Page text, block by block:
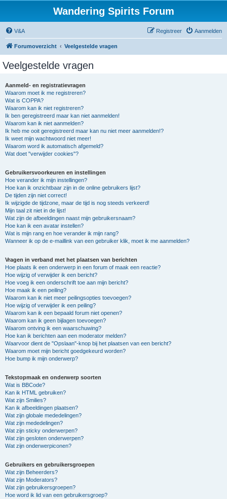
Wandering Spirits Forum
V&A Aanmelden
Registreer
Forumoverzicht Veelgestelde vragen
Veelgestelde vragen
Aanmeld- en registratievragen
Waarom moet ik me registreren?
Wat is COPPA?
Waarom kan ik niet registreren?
Ik ben geregistreerd maar kan niet aanmelden!
Waarom kan ik niet aanmelden?
Ik heb me ooit geregistreerd maar kan nu niet meer aanmelden!?
Ik weet mijn wachtwoord niet meer!
Waarom word ik automatisch afgemeld?
Wat doet "verwijder cookies"?
Gebruikersvoorkeuren en instellingen
Hoe verander ik mijn instellingen?
Hoe kan ik onzichtbaar zijn in de online gebruikers lijst?
De tijden zijn niet correct!
Ik wijzigde de tijdzone, maar de tijd is nog steeds verkeerd!
Mijn taal zit niet in de lijst!
Wat zijn de afbeeldingen naast mijn gebruikersnaam?
Hoe kan ik een avatar instellen?
Wat is mijn rang en hoe verander ik mijn rang?
Wanneer ik op de e-maillink van een gebruiker klik, moet ik me aanmelden?
Vragen in verband met het plaatsen van berichten
Hoe plaats ik een onderwerp in een forum of maak een reactie?
Hoe wijzig of verwijder ik een bericht?
Hoe voeg ik een onderschrift toe aan mijn bericht?
Hoe maak ik een peiling?
Waarom kan ik niet meer peilingsopties toevoegen?
Hoe wijzig of verwijder ik een peiling?
Waarom kan ik een bepaald forum niet openen?
Waarom kan ik geen bijlagen toevoegen?
Waarom ontving ik een waarschuwing?
Hoe kan ik berichten aan een moderator melden?
Waarvoor dient de "Opslaan"-knop bij het plaatsen van een bericht?
Waarom moet mijn bericht goedgekeurd worden?
Hoe bump ik mijn onderwerp?
Tekstopmaak en onderwerp soorten
Wat is BBCode?
Kan ik HTML gebruiken?
Wat zijn Smilies?
Kan ik afbeeldingen plaatsen?
Wat zijn globale mededelingen?
Wat zijn mededelingen?
Wat zijn sticky onderwerpen?
Wat zijn gesloten onderwerpen?
Wat zijn onderwerpiconen?
Gebruikers en gebruikersgroepen
Wat zijn Beheerders?
Wat zijn Moderators?
Wat zijn gebruikersgroepen?
Hoe word ik lid van een gebruikersgroep?